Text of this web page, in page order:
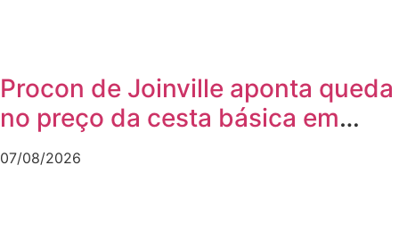
Procon de Joinville aponta queda
no preço da cesta básica em
agosto
07/08/2026